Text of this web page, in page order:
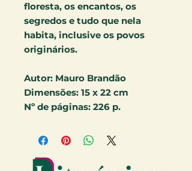
floresta, os encantos, os
segredos e tudo que nela
habita, inclusive os povos
originários.
Autor: Mauro Brandão
Dimensões: 15 x 22 cm
Nº de páginas: 226 p.